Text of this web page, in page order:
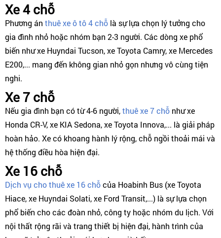
Xe 4 chỗ
Phương án thuê xe ô tô 4 chỗ là sự lựa chọn lý tưởng cho
gia đình nhỏ hoặc nhóm bạn 2-3 người. Các dòng xe phổ
biến như xe Huyndai Tucson, xe Toyota Camry, xe Mercedes
E200,... mang đến không gian nhỏ gọn nhưng vô cùng tiện
nghi.
Xe 7 chỗ
Nếu gia đình bạn có từ 4-6 người,thuê xe 7 chỗ như xe
Honda CR-V, xe KIA Sedona, xe Toyota Innova,... là giải pháp
hoàn hảo. Xe có khoang hành lý rộng, chỗ ngồi thoải mái và
hệ thống điều hòa hiện đại.
Xe 16 chỗ
Dịch vụ cho thuê xe 16 chỗcủa Hoabinh Bus (xe Toyota
Hiace, xe Huyndai Solati, xe Ford Transit,...) là sự lựa chọn
phổ biến cho các đoàn nhỏ, công ty hoặc nhóm du lịch. Với
nội thất rộng rãi và trang thiết bị hiện đại, hành trình của